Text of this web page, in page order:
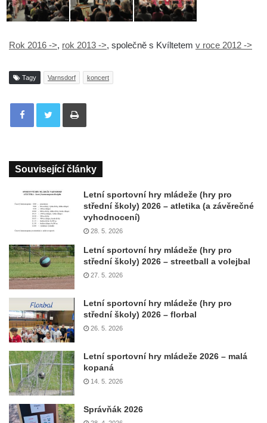
Rok 2016 ->, rok 2013 ->, společně s Kvíltetem v roce 2012 ->
Tagy Varnsdorf koncert
Tisknout
Související články
Letní sportovní hry mládeže (hry pro
střední školy) 2026 – atletika (a závěrečné
vyhodnocení)
28. 5. 2026
Letní sportovní hry mládeže (hry pro
střední školy) 2026 – streetball a volejbal
27. 5. 2026
Letní sportovní hry mládeže (hry pro
střední školy) 2026 – florbal
26. 5. 2026
Letní sportovní hry mládeže 2026 – malá
kopaná
14. 5. 2026
Správňák 2026